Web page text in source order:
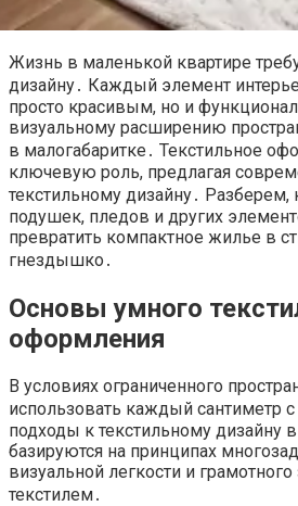
Жизнь в маленькой квартире
дизайну․ Каждый элемент
просто красивым, но и
визуальному расширению
в малогабаритке․ Текстильное
ключевую роль, предлагая
текстильному дизайну․
подушек, пледов и других
превратить компактное жилье в
гнездышко․
Основы умного
оформления
В условиях ограниченного
использовать каждый сантиметр
подходы к текстильному дизайну
базируются на принципах
визуальной легкости и
текстилем․